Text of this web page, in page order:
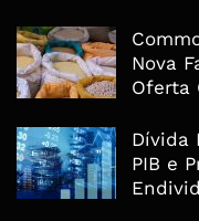
Nova
Oferta
Dívida
PIB e